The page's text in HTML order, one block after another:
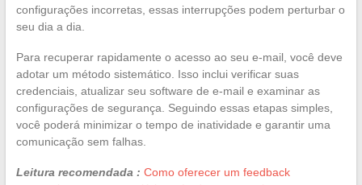
configurações incorretas, essas interrupções podem perturbar o
seu dia a dia.
Para recuperar rapidamente o acesso ao seu e-mail, você deve
adotar um método sistemático. Isso inclui verificar suas
credenciais, atualizar seu software de e-mail e examinar as
configurações de segurança. Seguindo essas etapas simples,
você poderá minimizar o tempo de inatividade e garantir uma
comunicação sem falhas.
Leitura recomendada : Como oferecer um feedback